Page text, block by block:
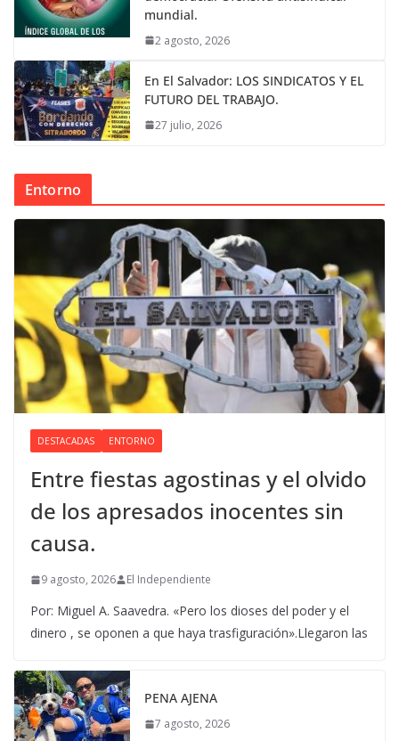
mundial.
2 agosto, 2026
En El Salvador: LOS SINDICATOS Y EL
FUTURO DEL TRABAJO.
27 julio, 2026
Entorno
DESTACADAS ENTORNO
Entre fiestas agostinas y el olvido
de los apresados inocentes sin
causa.
9 agosto, 2026 El Independiente
Por: Miguel A. Saavedra. «Pero los dioses del poder y el
dinero , se oponen a que haya trasfiguración».Llegaron las
PENA AJENA
7 agosto, 2026